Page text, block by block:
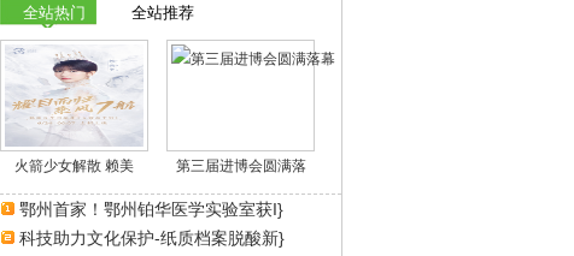
全站热门 全站推荐
火箭少女解散 赖美 第三届进博会圆满落
鄂州首家！鄂州铂华医学实验室获I}
科技助力文化保护-纸质档案脱酸新}